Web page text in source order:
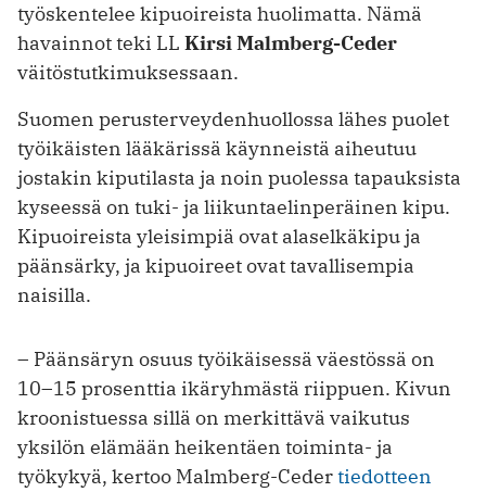
työskentelee kipuoireista huolimatta. Nämä
havainnot teki LL Kirsi Malmberg-Ceder
väitöstutkimuksessaan.
Suomen perusterveydenhuollossa lähes puolet
työikäisten lääkärissä käynneistä aiheutuu
jostakin kiputilasta ja noin puolessa tapauksista
kyseessä on tuki- ja liikuntaelinperäinen kipu.
Kipuoireista yleisimpiä ovat alaselkäkipu ja
päänsärky, ja kipuoireet ovat tavallisempia
naisilla.
– Päänsäryn osuus työikäisessä väestössä on
10–15 prosenttia ikäryhmästä riippuen. Kivun
kroonistuessa sillä on merkittävä vaikutus
yksilön elämään heikentäen toiminta- ja
työkykyä, kertoo Malmberg-Cedertiedotteen